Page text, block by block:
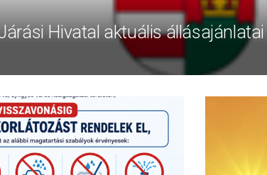
Hivatal aktuális állásajánlatai